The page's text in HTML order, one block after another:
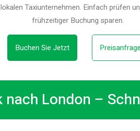
lokalen Taxiunternehmen. Einfach prüfen
frühzeitiger Buchung sparen.
Buchen Sie Jetzt Preisanfrage
London –